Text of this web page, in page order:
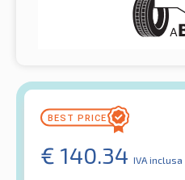
€ 140.34 IVA inclusa